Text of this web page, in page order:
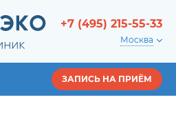
+7 (495) 215-55-33
Москва
ЗАПИСЬ НА ПРИЁМ